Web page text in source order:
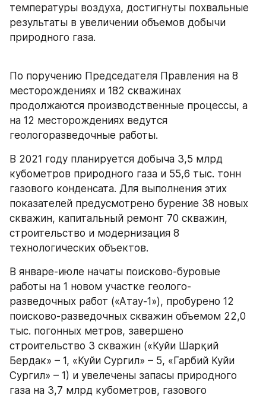
температуры воздуха, достигнуты похвальные
результаты в увеличении объемов добычи
природного газа.
По поручению Председателя Правления на 8
месторождениях и 182 скважинах
продолжаются производственные процессы, а
на 12 месторождениях ведутся
геологоразведочные работы.
В 2021 году планируется добыча 3,5 млрд
кубометров природного газа и 55,6 тыс. тонн
газового конденсата. Для выполнения этих
показателей предусмотрено бурение 38 новых
скважин, капитальный ремонт 70 скважин,
строительство и модернизация 8
технологических объектов.
В январе-июле начаты поисково-буровые
работы на 1 новом участке геолого-
разведочных работ («Атау-1»), пробурено 12
поисково-разведочных скважин объемом 22,0
тыс. погонных метров, завершено
строительство 3 скважин («Куйи Шарқий
Бердак» – 1, «Куйи Сургил» – 5, «Гарбий Куйи
Сургил» – 1) и увелечены запасы природного
газа на 3,7 млрд кубометров, газового